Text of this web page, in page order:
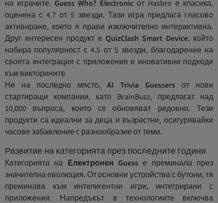
на играчите. Guess Who? Electronic от Hasbro е класика,
оценена с 4.7 от 5 звезди. Тази игра предлага гласово
активиране, което я прави изключително интерактивна.
Друг интересен продукт е QuizClash Smart Device, който
набира популярност с 4.5 от 5 звезди, благодарение на
своята интеграция с приложения и иновативни подходи
към викторините.
Не на последно място, AI Trivia Guessers от нови
стартиращи компании, като BrainBuzz, предлагат над
10,000 въпроса, които се обновяват редовно. Тези
продукти са идеални за деца и възрастни, осигурявайки
часове забавление с разнообразие от теми.
Развитие на категорията през последните години
Категорията на Електронен Guess е преминала през
значителна еволюция. От основни устройства с бутони, тя
преминава към интелигентни игри, интегрирани с
приложения. Напредъкът в технологиите включва